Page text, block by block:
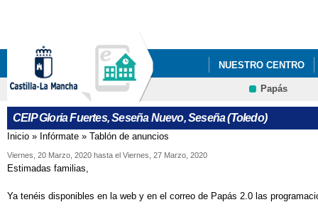
NUESTRO CENTRO
Papás
CEIP Gloria Fuertes, Seseña Nuevo, Seseña (Toledo)
Se encuentra usted aquí
Inicio » Infórmate » Tablón de anuncios
Viernes, 20 Marzo, 2020 hasta el Viernes, 27 Marzo, 2020
Estimadas familias,
Ya tenéis disponibles en la web y en el correo de Papás 2.0 las